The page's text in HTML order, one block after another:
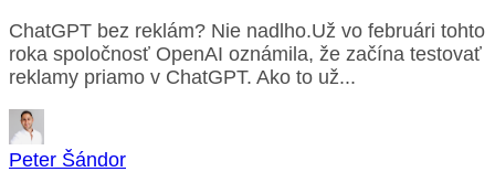
ChatGPT bez reklám? Nie nadlho.Už vo februári tohto
roka spoločnosť OpenAI oznámila, že začína testovať
reklamy priamo v ChatGPT. Ako to už...
Peter Šándor